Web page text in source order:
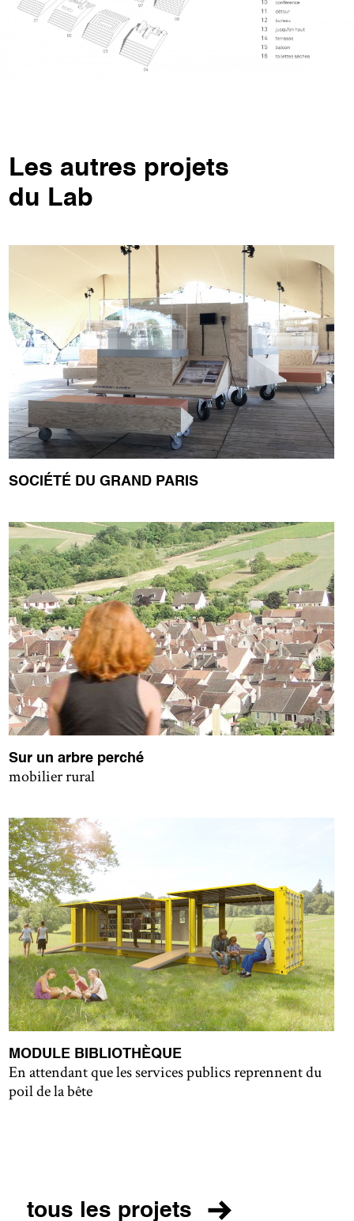
Les autres projets
du Lab
SOCIÉTÉ DU GRAND PARIS
Sur un arbre perché
mobilier rural
MODULE BIBLIOTHÈQUE
En attendant que les services publics reprennent du
poil de la bête
tous les projets